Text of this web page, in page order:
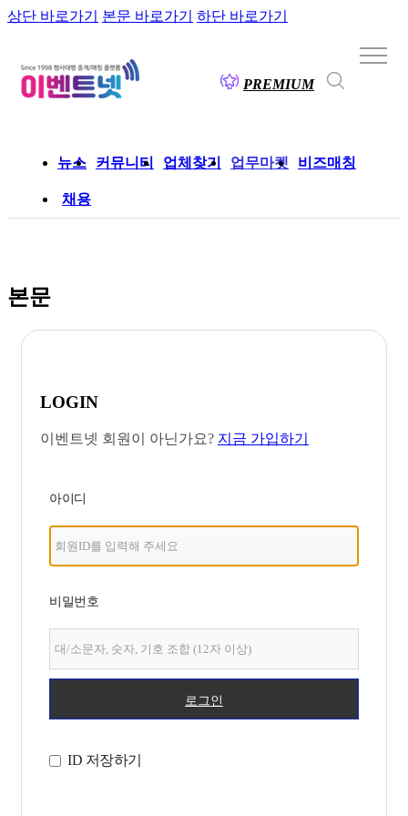
상단 바로가기 본문 바로가기 하단 바로가기
PREMIUM
뉴스 커뮤니티 업체찾기 업무마켓 비즈매칭
채용
본문
LOGIN
이벤트넷 회원이 아닌가요? 지금 가입하기
아이디
비밀번호
로그인
ID 저장하기